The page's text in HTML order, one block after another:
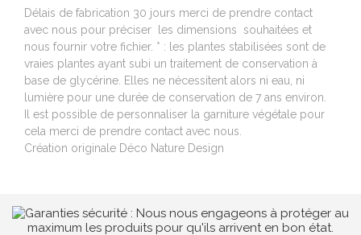
Délais de fabrication 30 jours merci de prendre contact
avec nous pour préciser les dimensions souhaitées et
nous fournir votre fichier. * : les plantes stabilisées sont de
vraies plantes ayant subi un traitement de conservation à
base de glycérine. Elles ne nécessitent alors ni eau, ni
lumière pour une durée de conservation de 7 ans environ.
Il est possible de personnaliser la garniture végétale pour
cela merci de prendre contact avec nous.
Création originale Déco Nature Design